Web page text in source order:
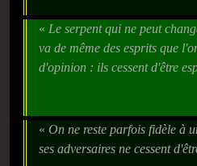
« Le serpent qui ne peut
va de même des esprits que
d'opinion : ils cessent d'être
« On ne reste parfois fidèle à
ses adversaires ne cessent